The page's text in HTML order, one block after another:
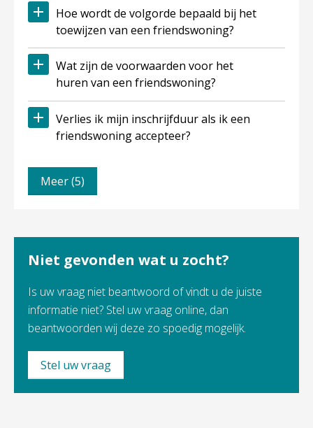
Hoe wordt de volgorde bepaald bij het
toewijzen van een friendswoning?
Wat zijn de voorwaarden voor het
huren van een friendswoning?
Verlies ik mijn inschrijfduur als ik een
friendswoning accepteer?
Meer (5)
Niet gevonden wat u zocht?
Is uw vraag niet beantwoord of vindt u de juiste
informatie niet? Stel uw vraag online, dan
beantwoorden wij deze zo spoedig mogelijk.
Stel uw vraag